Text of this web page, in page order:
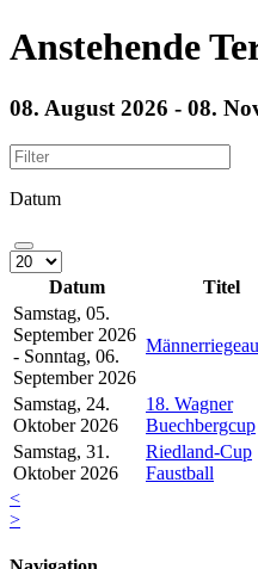
Anstehende
08. August 2026 - 08.
Datum
Datum Titel
Samstag, 05.
September 2026
- Sonntag, 06.
September 2026
Samstag, 24.
Oktober 2026
18. Wagner
Buechbergcup
Samstag, 31.
Oktober 2026
Riedland-Cup
Faustball
<
>